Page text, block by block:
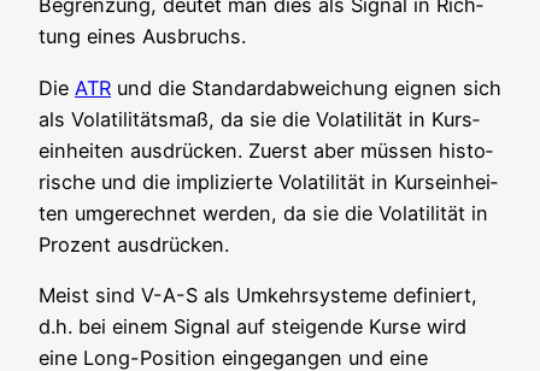
Begren­zung, deu­tet man dies als Signal in Rich­
tung eines Ausbruchs.
Die ATR und die Stan­dard­ab­wei­chung eig­nen sich
als Vola­ti­li­täts­maß, da sie die Vola­ti­li­tät in Kurs­
ein­hei­ten aus­drü­cken. Zuerst aber müs­sen his­to­
ri­sche und die impli­zier­te Vola­ti­li­tät in Kurs­ein­hei­
ten umge­rech­net wer­den, da sie die Vola­ti­li­tät in
Pro­zent ausdrücken.
Meist sind V-A-S als Umkehr­sys­te­me defi­niert,
d.h. bei einem Signal auf stei­gen­de Kur­se wird
eine Long-Posi­ti­on ein­ge­gan­gen und eine